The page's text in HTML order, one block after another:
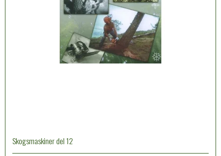
Skogsmaskiner del 12